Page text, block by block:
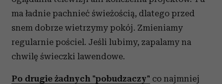
ma ładnie pachnieć świeżością, dlatego przed
snem dobrze wietrzymy pokój. Zmieniamy
regularnie pościel. Jeśli lubimy, zapalamy na
chwilę świeczki lawendowe.
Po drugie żadnych "pobudzaczy" co najmniej